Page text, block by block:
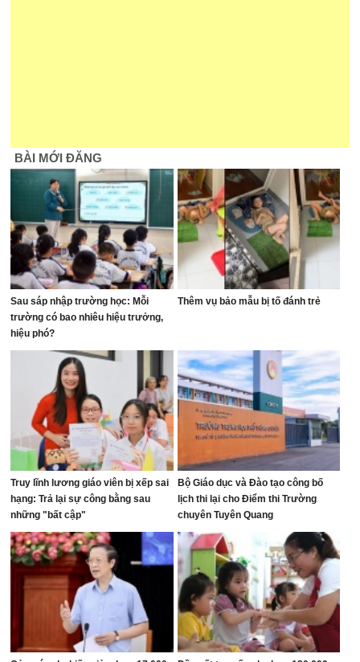
BÀI MỚI ĐĂNG
Sau sáp nhập trường học: Mỗi
trường có bao nhiêu hiệu trưởng,
hiệu phó?
Thêm vụ bảo mẫu bị tố đánh trẻ
Truy lĩnh lương giáo viên bị xếp sai
hạng: Trả lại sự công bằng sau
những "bất cập"
Bộ Giáo dục và Đào tạo công bố
lịch thi lại cho Điểm thi Trường
chuyên Tuyên Quang